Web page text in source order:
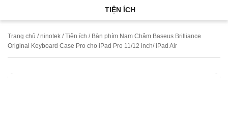
TIỆN ÍCH
Trang chủ /ninotek /Tiện ích / Bàn phím Nam Châm Baseus Brilliance
Original Keyboard Case Pro cho iPad Pro 11/12 inch/ iPad Air